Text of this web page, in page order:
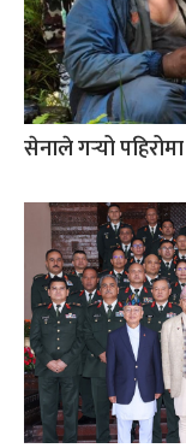
सेनाले गर्‍यो